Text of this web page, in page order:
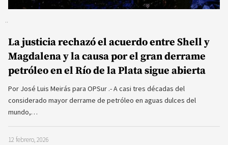
La justicia rechazó el acuerdo entre Shell y
Magdalena y la causa por el gran derrame
petróleo en el Río de la Plata sigue abierta
Por José Luis Meirás para OPSur .- A casi tres décadas del
considerado mayor derrame de petróleo en aguas dulces del
mundo,…
12 febrero, 2026